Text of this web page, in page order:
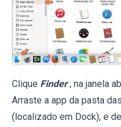
Clique Finder , na janela
Arraste a app da pasta
(localizado em Dock), e